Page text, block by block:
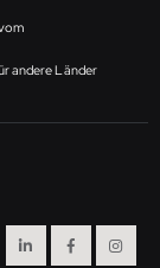
andere Länder